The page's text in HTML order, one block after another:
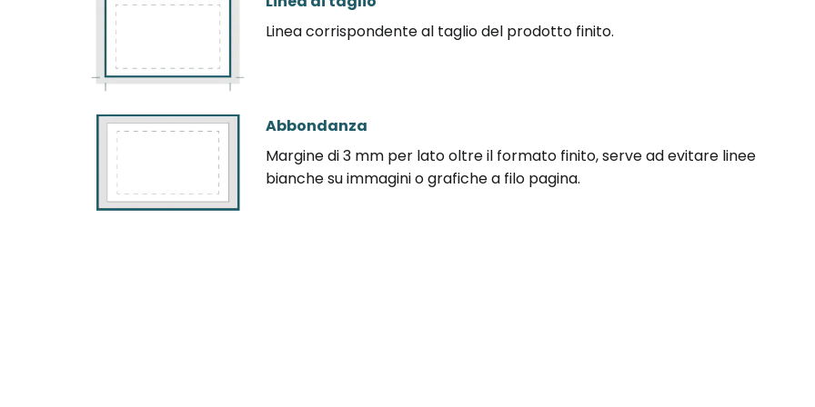
Linea corrispondente al taglio del prodotto finito.
Abbondanza
Margine di 3 mm per lato oltre il formato finito, serve ad evitare linee
bianche su immagini o grafiche a filo pagina.